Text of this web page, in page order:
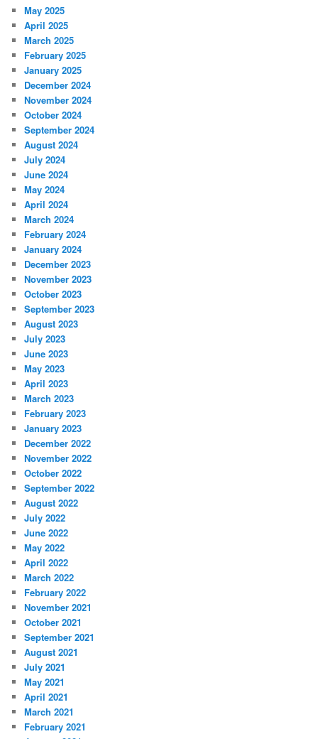
May 2025
April 2025
March 2025
February 2025
January 2025
December 2024
November 2024
October 2024
September 2024
August 2024
July 2024
June 2024
May 2024
April 2024
March 2024
February 2024
January 2024
December 2023
November 2023
October 2023
September 2023
August 2023
July 2023
June 2023
May 2023
April 2023
March 2023
February 2023
January 2023
December 2022
November 2022
October 2022
September 2022
August 2022
July 2022
June 2022
May 2022
April 2022
March 2022
February 2022
November 2021
October 2021
September 2021
August 2021
July 2021
May 2021
April 2021
March 2021
February 2021